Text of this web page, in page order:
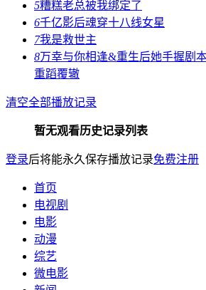
5糟糕老总被我绑定了
6千亿影后魂穿十八线女星
7我是救世主
8万幸与你相逢&重生后她手握剧
重蹈覆辙
清空全部播放记录
暂无观看历史记录列表
登录后将能永久保存播放记录免费注册
首页
电视剧
电影
动漫
综艺
微电影